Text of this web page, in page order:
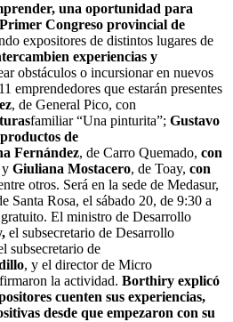
una oportunidad para
Primer Congreso provincial de
expositores de distintos lugares de
experiencias y
obstáculos o incursionar en nuevos
emprendedores que estarán presentes
, de General Pico, con
familiar “Una pinturita”; Gustavo
productos de
Fernández, de Carro Quemado, con
y Giuliana Mostacero, de Toay, con
otros. Será en la sede de Medasur,
Santa Rosa, el sábado 20, de 9:30 a
El ministro de Desarrollo
el subsecretario de Desarrollo
subsecretario de
, y el director de Micro
la actividad. Borthiry explicó
cuenten sus experiencias,
desde que empezaron con su